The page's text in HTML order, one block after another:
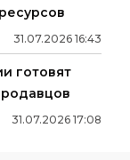
31.07.2026 16:43
готовят
31.07.2026 17:08